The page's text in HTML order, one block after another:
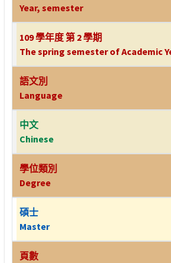
Year, semester
109 學年度 第 2 學期
The spring semester of Academic
語文別
Language
中文
Chinese
學位類別
Degree
碩士
Master
頁數